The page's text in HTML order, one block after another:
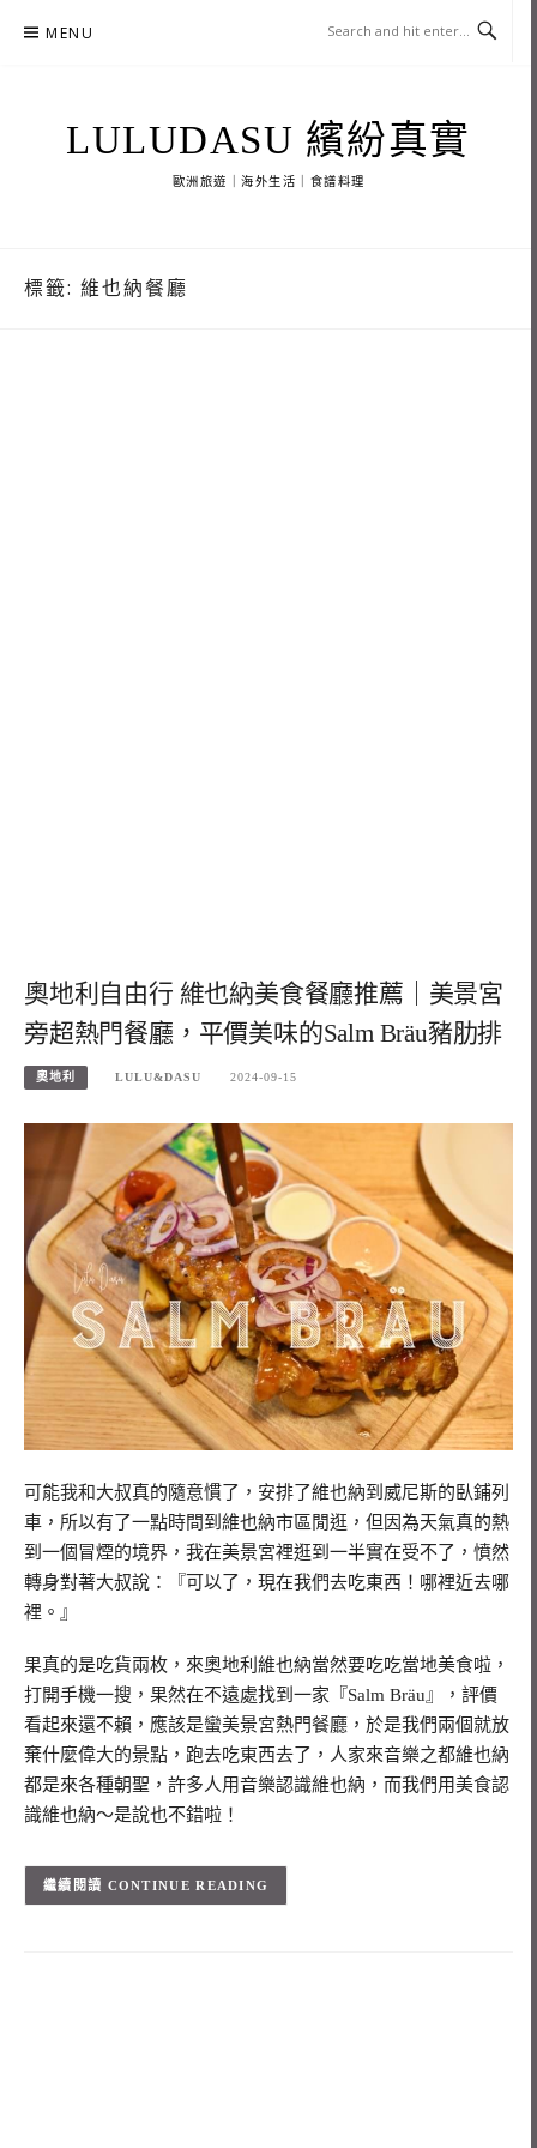
MENU
LULUDASU 繽紛真實
歐洲旅遊｜海外生活｜食譜料理
標籤: 維也納餐廳
奧地利自由行 維也納美食餐廳推薦｜美景宮
旁超熱門餐廳，平價美味的Salm Bräu豬肋排
奧地利 LULU&DASU 2024-09-15
可能我和大叔真的隨意慣了，安排了維也納到威尼斯的臥鋪列
車，所以有了一點時間到維也納市區閒逛，但因為天氣真的熱
到一個冒煙的境界，我在美景宮裡逛到一半實在受不了，憤然
轉身對著大叔說：『可以了，現在我們去吃東西！哪裡近去哪
裡。』
果真的是吃貨兩枚，來奧地利維也納當然要吃吃當地美食啦，
打開手機一搜，果然在不遠處找到一家『Salm Bräu』，評價
看起來還不賴，應該是蠻美景宮熱門餐廳，於是我們兩個就放
棄什麼偉大的景點，跑去吃東西去了，人家來音樂之都維也納
都是來各種朝聖，許多人用音樂認識維也納，而我們用美食認
識維也納～是說也不錯啦！
CONTINUE READING